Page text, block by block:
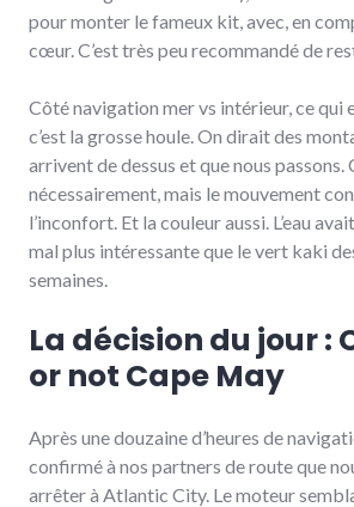
pour monter le fameux kit, avec, en
cœur. C’est très peu recommandé de
Côté navigation mer vs intérieur, ce qui
c’est la grosse houle. On dirait des
arrivent de dessus et que nous passons.
nécessairement, mais le mouvement
l’inconfort. Et la couleur aussi. L’eau
mal plus intéressante que le vert kaki
semaines.
La décision du jour :
or not Cape May
Après une douzaine d’heures de
confirmé à nos partners de route que
arrêter à Atlantic City. Le moteur